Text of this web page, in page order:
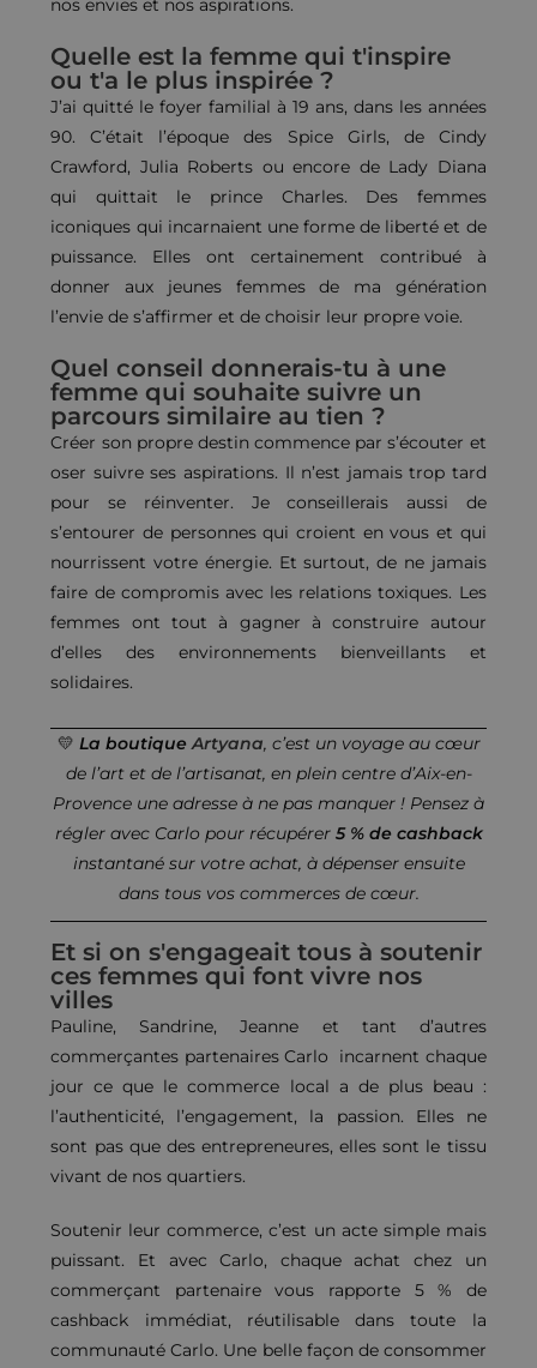
nos envies et nos aspirations.
Quelle est la femme qui t'inspire
ou t'a le plus inspirée ?
J’ai quitté le foyer familial à 19 ans, dans les années
90. C’était l’époque des Spice Girls, de Cindy
Crawford, Julia Roberts ou encore de Lady Diana
qui quittait le prince Charles. Des femmes
iconiques qui incarnaient une forme de liberté et de
puissance. Elles ont certainement contribué à
donner aux jeunes femmes de ma génération
l’envie de s’affirmer et de choisir leur propre voie.
Quel conseil donnerais-tu à une
femme qui souhaite suivre un
parcours similaire au tien ?
Créer son propre destin commence par s’écouter et
oser suivre ses aspirations. Il n’est jamais trop tard
pour se réinventer. Je conseillerais aussi de
s’entourer de personnes qui croient en vous et qui
nourrissent votre énergie. Et surtout, de ne jamais
faire de compromis avec les relations toxiques. Les
femmes ont tout à gagner à construire autour
d’elles des environnements bienveillants et
solidaires.
💛 La boutique Artyana, c’est un voyage au cœur
de l’art et de l’artisanat, en plein centre d’Aix-en-
Provence une adresse à ne pas manquer ! Pensez à
régler avec Carlo pour récupérer 5 % de cashback
instantané sur votre achat, à dépenser ensuite
dans tous vos commerces de cœur.
Et si on s'engageait tous à soutenir
ces femmes qui font vivre nos
villes
Pauline, Sandrine, Jeanne et tant d’autres
commerçantes partenaires Carlo incarnent chaque
jour ce que le commerce local a de plus beau :
l’authenticité, l’engagement, la passion. Elles ne
sont pas que des entrepreneures, elles sont le tissu
vivant de nos quartiers.
Soutenir leur commerce, c’est un acte simple mais
puissant. Et avec Carlo, chaque achat chez un
commerçant partenaire vous rapporte 5 % de
cashback immédiat, réutilisable dans toute la
communauté Carlo. Une belle façon de consommer